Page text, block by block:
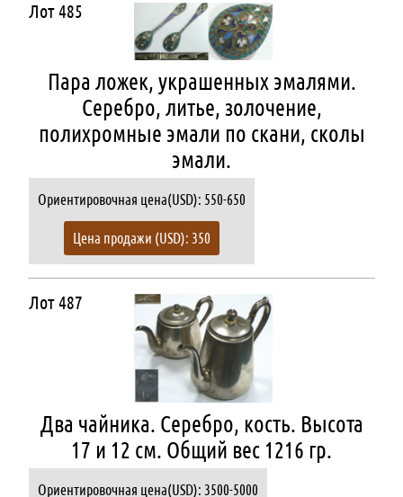
Лот 485
Пара ложек, украшенных эмалями.
Серебро, литье, золочение,
полихромные эмали по скани, сколы
эмали.
Ориентировочная цена(USD): 550-650
Цена продажи (USD): 350
Лот 487
Два чайника. Серебро, кость. Высота
17 и 12 см. Общий вес 1216 гр.
Ориентировочная цена(USD): 3500-5000